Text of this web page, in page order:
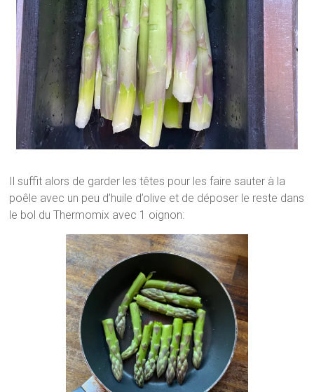
Il suffit alors de garder les têtes pour les faire sauter à la
poêle avec un peu d’huile d’olive et de déposer le reste dans
le bol du Thermomix avec 1 oignon: